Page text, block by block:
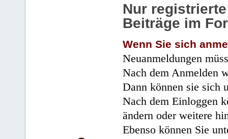
Nur
Beiträge im
Wenn Sie sich
Neuanmeldungen
Nach dem Anmelden
Dann können sie sich
Nach dem Einloggen
ändern oder weitere
Ebenso können Sie